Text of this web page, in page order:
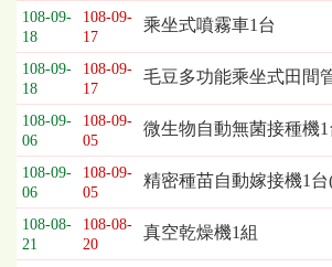
標
日
期、
公
告
事
項
108-09-
18
108-09-
17
乘坐式噴霧車1台
108-09-
18
108-09-
17
毛豆多功能乘坐式田間
108-09-
06
108-09-
05
微生物自動無菌接種機1
108-09-
06
108-09-
05
精密種苗自動嫁接機1台
108-08-
21
108-08-
20
真空乾燥機1組